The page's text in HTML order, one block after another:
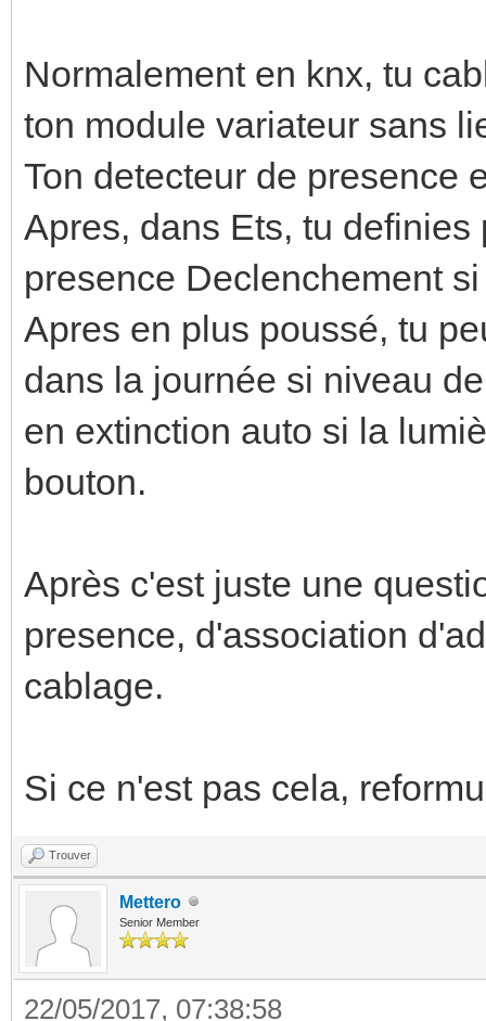
Normalement en knx, tu
ton module variateur sans
Ton detecteur de presence
Apres, dans Ets, tu
presence Declenchement
Apres en plus poussé, tu
dans la journée si niveau
en extinction auto si la
bouton.
Après c'est juste une
presence, d'association
cablage.
Si ce n'est pas cela,
Trouver
Mettero
Senior Member
22/05/2017, 07:38:58